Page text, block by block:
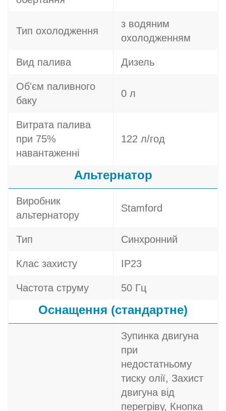
Тип охолодження
з водяним
охолодженням
Вид палива Дизель
Об'єм паливного
баку
0 л
Витрата палива
при 75%
навантаженні
122 л/год
Альтернатор
Виробник
альтернатору
Stamford
Тип Синхронний
Клас захисту IP23
Частота струму 50 Гц
Оснащення (стандартне)
Зупинка двигуна
при
недостатньому
тиску олії, Захист
двигуна від
перегріву, Кнопка